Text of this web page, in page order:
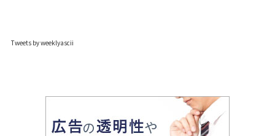
Tweets by weeklyascii